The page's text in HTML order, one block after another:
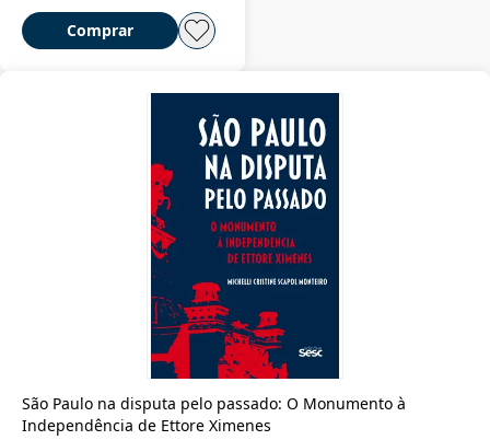
Comprar
São Paulo na disputa pelo passado: O Monumento à
Independência de Ettore Ximenes